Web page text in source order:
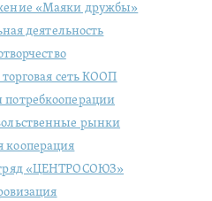
«Маяки дружбы»
деятельность
сеть КООП
рынки
кооперация
«ЦЕНТРОСОЮЗ»